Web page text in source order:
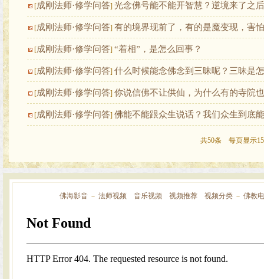
[成刚法师·修学问答] 光念佛号能不能开智慧？逆境来了之
[成刚法师·修学问答] 有的境界现前了，有的是魔变现，害
[成刚法师·修学问答] “着相”，是怎么回事？
[成刚法师·修学问答] 什么时候能念佛念到三昧呢？三昧是
[成刚法师·修学问答] 你说信佛不让供仙，为什么有的寺院
[成刚法师·修学问答] 佛能不能跟众生说话？我们众生到底
共50条 每页显示
佛海影音 － 法师视频 音乐视频 视频推荐 视频分类 － 佛教